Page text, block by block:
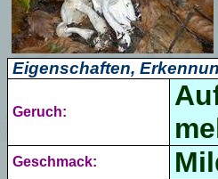
Eigenschaften,
Geruch:
Geschmack: